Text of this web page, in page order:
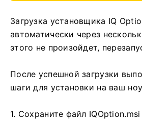
Загрузка установщика IQ
автоматически через
этого не произойдет,
После успешной загрузки
шаги для установки на ваш
1. Сохраните файл